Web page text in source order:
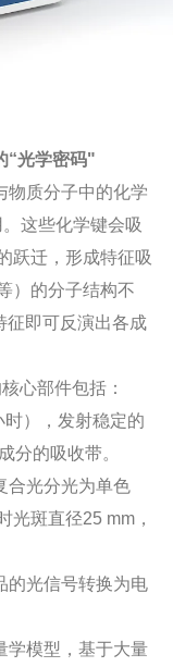
“光学密码"
物质分子中的化学
这些化学键会吸
跃迁，形成特征吸
）的分子结构不
征即可反演出各成
心部件包括：
），发射稳定的
分的吸收带。
合光分光为单色
光斑直径25 mm，
的光信号转换为电
学模型，基于大量